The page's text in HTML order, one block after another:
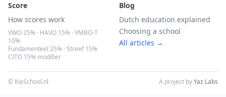
Score
How scores work
VWO 25% · HAVO 15% · VMBO-T
10%
Fundamenteel 25% · Streef 15%
CITO 15% modifier
Blog
Dutch education explained
Choosing a school
All articles →
© KieSchool.nl A project byYaz Labs